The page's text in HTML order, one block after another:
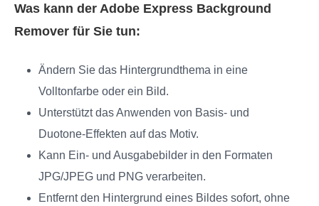
Was kann der Adobe Express Background
Remover für Sie tun:
Ändern Sie das Hintergrundthema in eine
Volltonfarbe oder ein Bild.
Unterstützt das Anwenden von Basis- und
Duotone-Effekten auf das Motiv.
Kann Ein- und Ausgabebilder in den Formaten
JPG/JPEG und PNG verarbeiten.
Entfernt den Hintergrund eines Bildes sofort, ohne